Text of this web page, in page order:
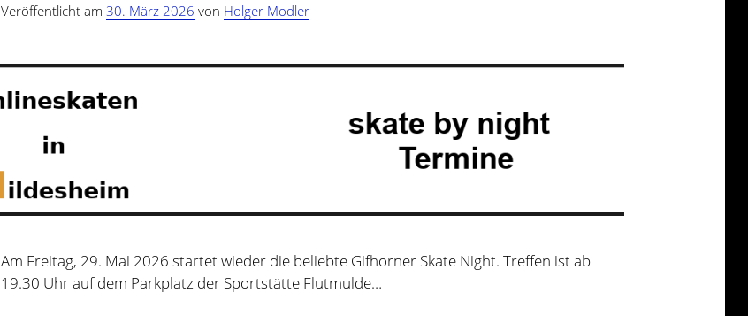
Veröffentlicht am 30. März 2026 von Holger Modler
Am Freitag, 29. Mai 2026 startet wieder die beliebte Gifhorner Skate Night. Treffen ist ab
19.30 Uhr auf dem Parkplatz der Sportstätte Flutmulde…